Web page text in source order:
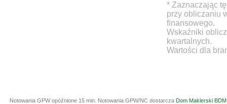
* Zaznaczając
przy obliczaniu
finansowego.
Wskaźniki
kwartalnych.
Wartości dla
Notowania GPW opóźnione 15 min. Notowania GPW/NC dostarcza Dom Maklerski